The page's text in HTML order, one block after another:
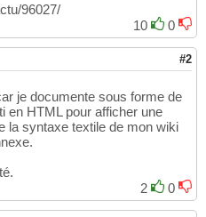
96027/
10
0
#2
je documente sous forme de
en HTML pour afficher une
la syntaxe textile de mon wiki
2
0